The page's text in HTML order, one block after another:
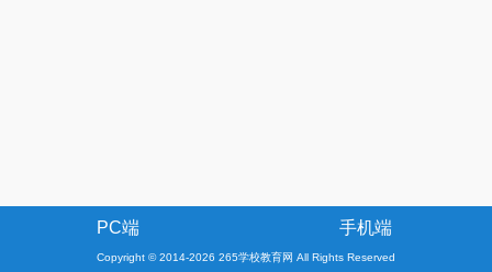
PC端 手机端
Copyright © 2014-2026 265学校教育网 All Rights Reserved